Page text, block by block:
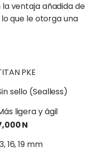
ventaja añadida de
que le otorga una
PKE
sello (Sealless)
ligera y ágil
N
16, 19 mm